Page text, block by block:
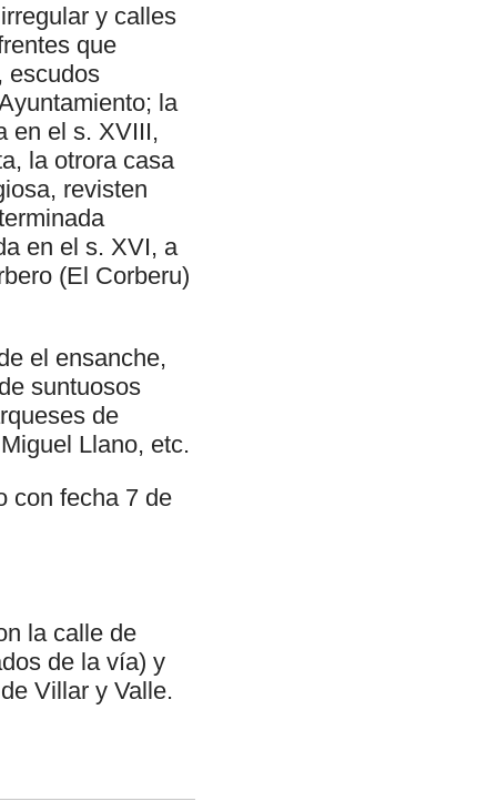
y calles
que
escudos
la
en el s. XVIII,
la otrora casa
revisten
en el s. XVI, a
(El Corberu)
el ensanche,
suntuosos
de
Llano, etc.
con fecha 7 de
la calle de
de la vía) y
Villar y Valle.